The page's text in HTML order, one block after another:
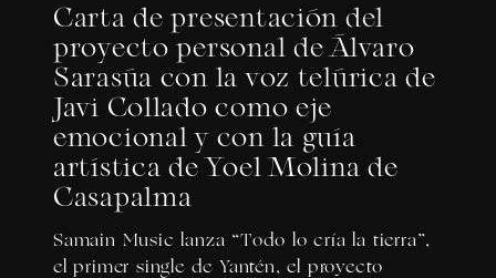
Carta de presentación del
proyecto personal de Álvaro
Sarasúa con la voz telúrica de
Javi Collado como eje
emocional y con la guía
artística de Yoel Molina de
Casapalma
Samain Music lanza “Todo lo cría la tierra”,
el primer single de Yantén, el proyecto